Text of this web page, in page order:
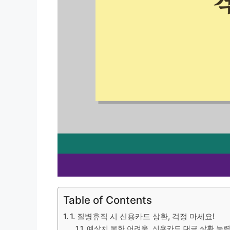
Table of Contents
1. 질병휴직 시 신용카드 상환, 걱정 마세요!